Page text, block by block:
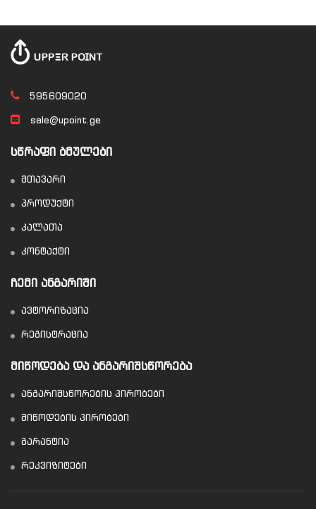
595609020
sale@upoint.ge
ᲡᲬᲠᲐᲤᲘ ᲑᲛᲣᲚᲔᲑᲘ
მთავარი
პროდუქტი
კალათა
კონტაქტი
ᲩᲔᲛᲘ ᲐᲜᲒᲐᲠᲘᲨᲘ
ავტორიზაცია
რეგისტრაცია
ᲛᲘᲬᲝᲓᲔᲑᲐ ᲓᲐ ᲐᲜᲒᲐᲠᲘᲨᲡᲬᲝᲠᲔᲑᲐ
ანგარიშსწორების პირობები
მიწოდების პირობები
გარანტია
რეკვიზიტები